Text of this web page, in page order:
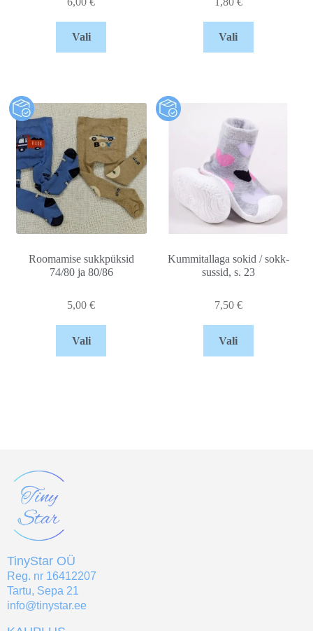
Vali Vali
Roomamise sukkpüksid
74/80 ja 80/86
5,00€
Vali
Kummitallaga sokid / sokk-
sussid, s. 23
7,50 €
Vali
TinyStar OÜ
Reg. nr 16412207
Tartu, Sepa 21
info@tinystar.ee